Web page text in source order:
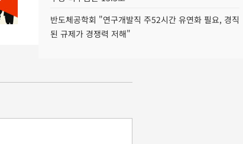
반도체공학회 "연구개발직 주52시간 유연화 필요, 경직
된 규제가 경쟁력 저해"